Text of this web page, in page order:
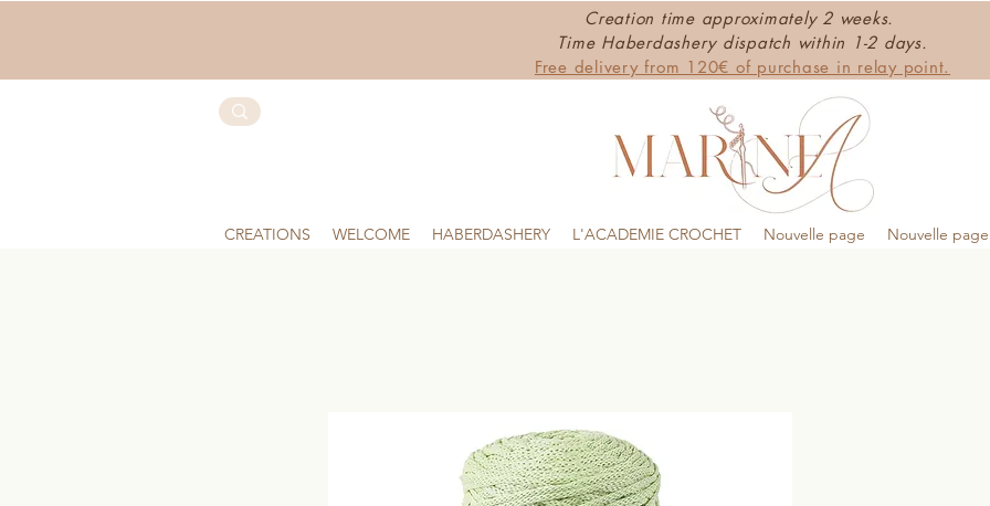
Creation time approximately 2 weeks.
Time Haberdashery dispatch within 1-2 days.
Free delivery from 120€ of purchase in relay point.
CREATIONS WELCOME HABERDASHERY L'ACADEMIE CROCHET Nouvelle page Nouvelle page